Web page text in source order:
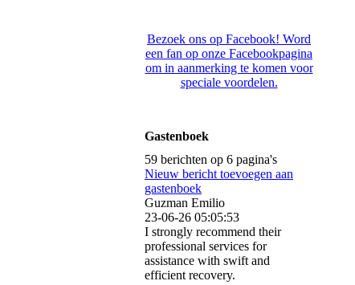
Bezoek ons op Facebook! Word
een fan op onze Facebookpagina
om in aanmerking te komen voor
speciale voordelen.
Gastenboek
59 berichten op 6 pagina's
Nieuw bericht toevoegen aan
gastenboek
Guzman Emilio
23-06-26 05:05:53
I strongly recommend their
professional services for
assistance with swift and
efficient recovery.